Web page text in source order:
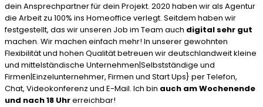
dein Ansprechpartner für dein Projekt. 2020 haben wir als Agentur
die Arbeit zu 100% ins Homeoffice verlegt. Seitdem haben wir
festgestellt, das wir unseren Job im Team auch digital sehr gut
machen. Wir machen einfach mehr! In unserer gewohnten
Flexibilität und hohen Qualität betreuen wir deutschlandweit kleine
und mittelständische Unternehmen|Selbstständige und
Firmen|Einzelunternehmer, Firmen und Start Ups} per Telefon,
Chat, Videokonferenz und E-Mail. Ich bin auch am Wochenende
und nach 18 Uhrerreichbar!